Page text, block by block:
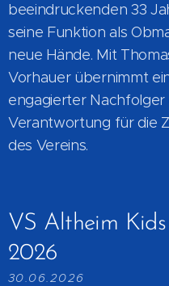
beeindruckenden 33
seine Funktion als
neue Hände. Mit
Vorhauer übernimmt
engagierter Nachfolger
Verantwortung für die
des Vereins.
VS Altheim
2026
30.06.2026